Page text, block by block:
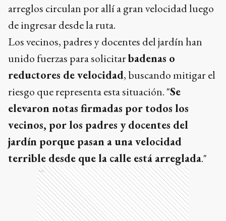
arreglos circulan por allí a gran velocidad luego
de ingresar desde la ruta.
Los vecinos, padres y docentes del jardín han
unido fuerzas para solicitarbadenas o
reductores de velocidad, buscando mitigar el
riesgo que representa esta situación. "Se
elevaron notas firmadas por todos los
vecinos, por los padres y docentes del
jardín porque pasan a una velocidad
terrible desde que la calle está arreglada."
Ads